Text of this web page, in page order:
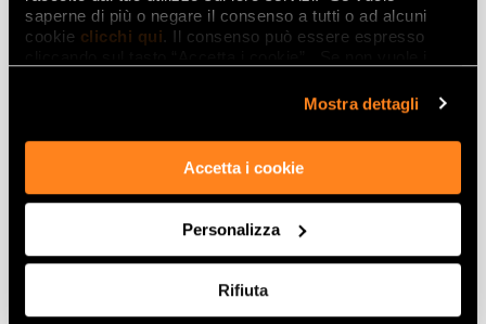
saperne di più o negare il consenso a tutti o ad alcuni
cookie clicchi qui. Il consenso può essere espresso
Mostra dettagli
Accetta i cookie
Personalizza
Rifiuta
120x278
TOTAL MIRROR INSERTO
120x278